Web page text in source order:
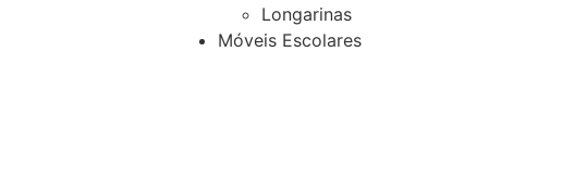
Longarinas
Móveis Escolares